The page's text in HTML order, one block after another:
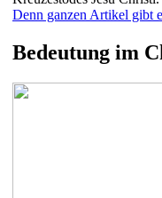
Denn ganzen Artikel gibt
Bedeutung im